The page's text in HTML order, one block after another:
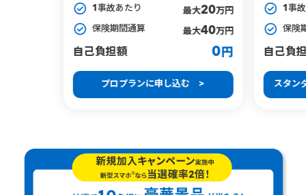
1事故あたり 最大20万円
保険期間通算
最大40万円
自己負担額 0 円
プロプランに申し込む >
1事
保険
自己負
スタン